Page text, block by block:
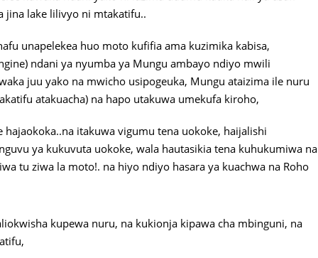
jina lake lilivyo ni mtakatifu..
unapelekea huo moto kufifia ama kuzimika kabisa,
ndani ya nyumba ya Mungu ambayo ndiyo mwili
juu yako na mwicho usipogeuka, Mungu ataizima ile nuru
atakuacha) na hapo utakuwa umekufa kiroho,
itakuwa vigumu tena uokoke, haijalishi
ya kukuvuta uokoke, wala hautasikia tena kuhukumiwa na
tu ziwa la moto!. na hiyo ndiyo hasara ya kuachwa na Roho
kupewa nuru, na kukionja kipawa cha mbinguni, na